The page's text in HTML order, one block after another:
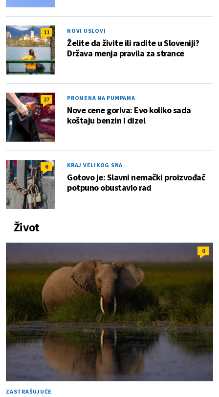
11 NOVI USLOVI
Želite da živite ili radite u Sloveniji?
Država menja pravila za strance
27 PROMENA NA PUMPAMA
Nove cene goriva: Evo koliko sada
koštaju benzin i dizel
6 KRAJ VELIKOG SNA
Gotovo je: Slavni nemački proizvođač
potpuno obustavio rad
Život
0
ZASTRAŠUJUĆE